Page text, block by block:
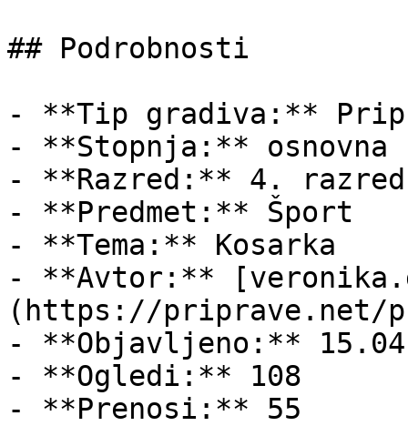
## Podrobnosti
- **Tip gradiva:**
- **Stopnja:** osnovna
- **Razred:** 4. razred
- **Predmet:** Šport
- **Tema:** Kosarka
- **Avtor:**
(https://priprave.net/
- **Objavljeno:**
- **Ogledi:** 108
- **Prenosi:** 55